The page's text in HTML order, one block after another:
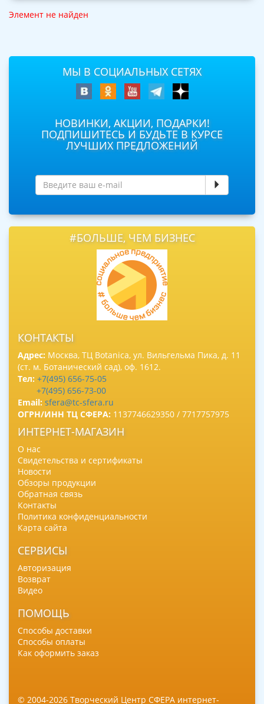
Элемент не найден
МЫ В СОЦИАЛЬНЫХ СЕТЯХ
НОВИНКИ, АКЦИИ, ПОДАРКИ!
ПОДПИШИТЕСЬ И БУДЬТЕ В КУРСЕ
ЛУЧШИХ ПРЕДЛОЖЕНИЙ
#БОЛЬШЕ, ЧЕМ БИЗНЕС
КОНТАКТЫ
Адрес: Москва, ТЦ Botanica, ул. Вильгельма Пика, д. 11
(ст. м. Ботанический сад), оф. 1612.
Тел: +7(495) 656-75-05
+7(495) 656-73-00
Email: sfera@tc-sfera.ru
ОГРН/ИНН ТЦ СФЕРА: 1137746629350 / 7717757975
ИНТЕРНЕТ-МАГАЗИН
О нас
Свидетельства и сертификаты
Новости
Обзоры продукции
Обратная связь
Контакты
Политика конфиденциальности
Карта сайта
СЕРВИСЫ
Авторизация
Возврат
Видео
ПОМОЩЬ
Способы доставки
Способы оплаты
Как оформить заказ
© 2004-2026 Творческий Центр СФЕРА интернет-